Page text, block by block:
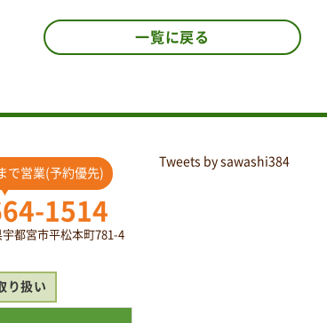
一覧に戻る
で営業(予約優先)
1514
都宮市平松本町781-4
り扱い
Tweets by sawashi384